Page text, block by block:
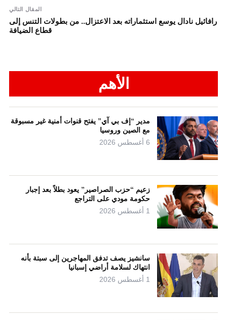
المقال التالي
رافائيل نادال يوسع استثماراته بعد الاعتزال.. من بطولات التنس إلى
قطاع الضيافة
الأهم
مدير “إف بي آي” يفتح قنوات أمنية غير مسبوقة
مع الصين وروسيا
6 أغسطس 2026
زعيم “حزب الصراصير” يعود بطلاً بعد إجبار
حكومة مودي على التراجع
1 أغسطس 2026
سانشيز يصف تدفق المهاجرين إلى سبتة بأنه
انتهاك لسلامة أراضي إسبانيا
1 أغسطس 2026